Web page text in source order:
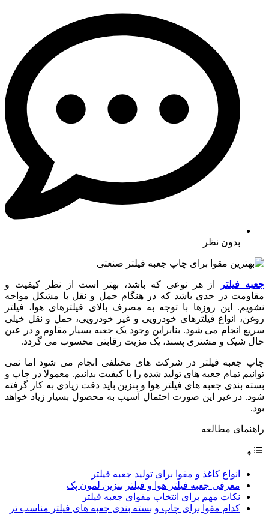
بدون نظر
جعبه فیلتر
از هر نوعی که باشد، بهتر است از نظر کیفیت و
مقاومت در حدی باشد که در هنگام حمل و نقل با مشکل مواجه
نشویم. این روزها با توجه به مصرف بالای فیلترهای هوا، فیلتر
روغن، انواع فیلترهای خودرویی و غیر خودرویی، حمل و نقل خیلی
سریع انجام می شود. بنابراین وجود یک جعبه بسیار مقاوم و در عین
حال شیک و مشتری پسند، یک مزیت رقابتی محسوب می گردد.
چاپ جعبه فیلتر در شرکت های مختلفی انجام می شود اما نمی
توانیم تمام جعبه های تولید شده را با کیفیت بدانیم. معمولا در چاپ و
بسته بندی جعبه های فیلتر هوا و بنزین باید دقت زیادی به کار گرفته
شود. در غیر این صورت احتمال آسیب به محصول بسیار زیاد خواهد
بود.
راهنمای مطالعه
انواع کاغذ و مقوا برای تولید جعبه فیلتر
معرفی جعبه فیلتر هوا و فیلتر بنزین لمون پک
نکات مهم برای انتخاب مقوای جعبه فیلتر
کدام مقوا برای چاپ و بسته بندی جعبه های فیلتر مناسب تر